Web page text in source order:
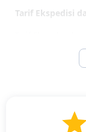
Tarif Ekspedisi
pengiriman yang
menawarkan biaya
berbagai jenis
hingga 1 ton. Tidak